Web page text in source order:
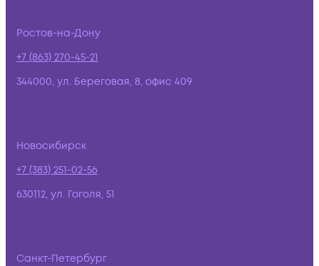
Ростов-на-Дону
+7 (863) 270-45-21
344000, ул. Береговая, 8, офис 409
Новосибирск
+7 (383) 251-02-56
630112, ул. Гоголя, 51
Санкт-Петербург